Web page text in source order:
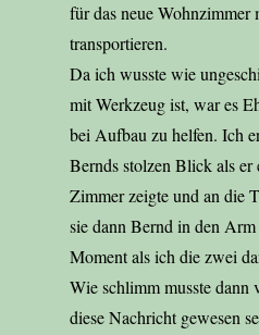
für das neue Wohnzimmer
transportieren.
Da ich wusste wie
mit Werkzeug ist, war es
bei Aufbau zu helfen. Ich
Bernds stolzen Blick als er
Zimmer zeigte und an die
sie dann Bernd in den
Moment als ich die zwei
Wie schlimm musste dann
diese Nachricht gewesen